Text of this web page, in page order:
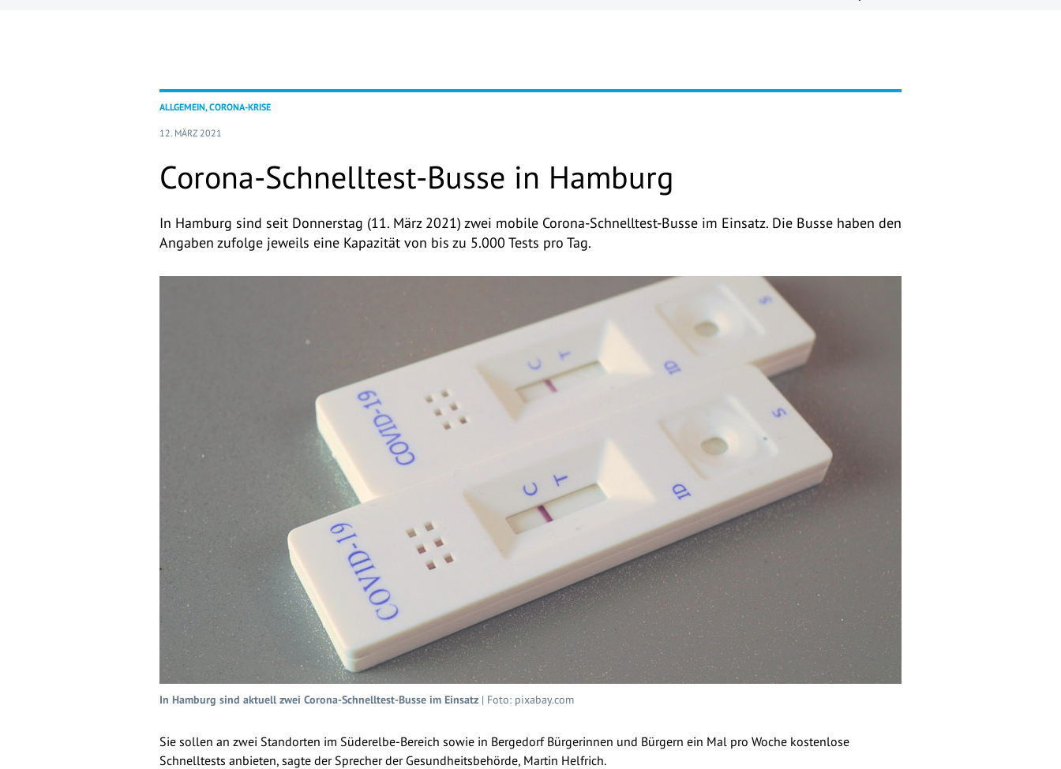
ALLGEMEIN, CORONA-KRISE
12. MÄRZ 2021
Corona-Schnelltest-Busse in Hamburg
In Hamburg sind seit Donnerstag (11. März 2021) zwei mobile Corona-Schnelltest-Busse im Einsatz. Die Busse haben den
Angaben zufolge jeweils eine Kapazität von bis zu 5.000 Tests pro Tag.
In Hamburg sind aktuell zwei Corona-Schnelltest-Busse im Einsatz | Foto: pixabay.com
Sie sollen an zwei Standorten im Süderelbe-Bereich sowie in Bergedorf Bürgerinnen und Bürgern ein Mal pro Woche kostenlose
Schnelltests anbieten, sagte der Sprecher der Gesundheitsbehörde, Martin Helfrich.